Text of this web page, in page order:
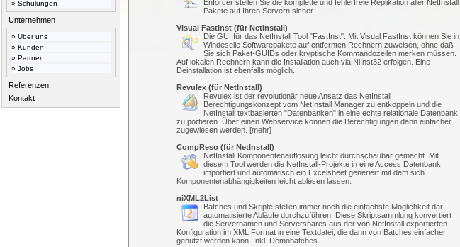
» Schulungen
Unternehmen
» Über uns
» Kunden
» Partner
» Jobs
Referenzen
Kontakt
Enforcer stellen Sie die komplette und fehlerfreie Replikation aller NetInstall
Pakete auf Ihren Servern sicher.
Visual FastInst (für NetInstall)
Die GUI für das NetInstall Tool "FastInst". Mit Visual FastInst können Sie in
Windeseile Softwarepakete auf entfernten Rechnern zuweisen, ohne daß
Sie sich Paket-GUIDs oder kryptische Kommandozeilen merken müssen.
Auf lokalen Rechnern kann die Installation auch via NiInst32 erfolgen. Eine
Deinstallation ist ebenfalls möglich.
Revulex (für NetInstall)
Revulex ist der revolutionär neue Ansatz das NetInstall
Berechtigungskonzept vom NetInstall Manager zu entkoppeln und die
NetInstall textbasierten "Datenbanken" in eine echte relationale Datenbank
zu portieren. Über einen Webservice können die Berechtigungen dann einfacher
zugewiesen werden. [mehr]
CompReso (für NetInstall)
NetInstall Komponentenauflösung leicht durchschaubar gemacht. Mit
diesem Tool werden die NetInstall-Projekte in eine Access Datenbank
importiert und automatisch ein Excelsheet generiert mit dem sich
Komponentenabhängigkeiten leicht ablesen lassen.
niXML2List
Batches und Skripte stellen immer noch die einfachste Möglichkeit dar
automatisierte Abläufe durchzuführen. Diese Skriptsammlung konvertiert
die Servernamen und Servershares aus der von NetInstall exportierten
Konfiguration im XML Format in eine Textdatei, die dann von Batches einfacher
genutzt werden kann. Inkl. Demobatches.